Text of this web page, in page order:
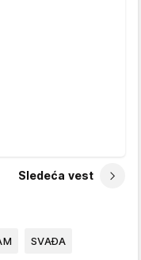
Sledeća vest
SVAĐA